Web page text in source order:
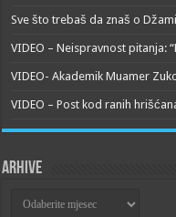
Sve što trebaš da znaš o
VIDEO – Neispravnost pitanja:
VIDEO- Akademik Muamer
VIDEO – Post kod ranih
Arhive